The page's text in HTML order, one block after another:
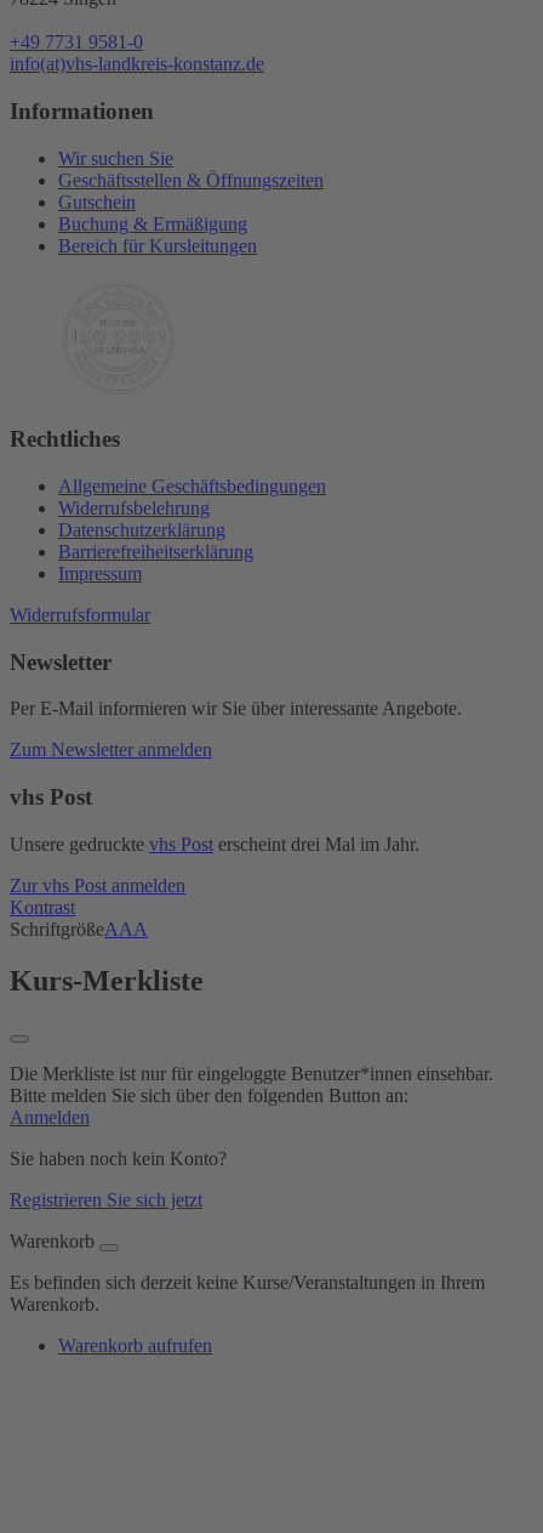
+49 7731 9581-0
info(at)vhs-landkreis-konstanz.de
Informationen
Wir suchen Sie
Geschäftsstellen & Öffnungszeiten
Gutschein
Buchung & Ermäßigung
Bereich für Kursleitungen
Rechtliches
Allgemeine Geschäftsbedingungen
Widerrufsbelehrung
Datenschutzerklärung
Barrierefreiheitserklärung
Impressum
Widerrufsformular
Newsletter
Per E-Mail informieren wir Sie über interessante Angebote.
Zum Newsletter anmelden
vhs Post
Unsere gedruckte vhs Post erscheint drei Mal im Jahr.
Zur vhs Post anmelden
Kontrast
SchriftgrößeAAA
Kurs-Merkliste
Die Merkliste ist nur für eingeloggte Benutzer*innen einsehbar.
Bitte melden Sie sich über den folgenden Button an:
Anmelden
Sie haben noch kein Konto?
Registrieren Sie sich jetzt
Warenkorb
Es befinden sich derzeit keine Kurse/Veranstaltungen in Ihrem
Warenkorb.
Warenkorb aufrufen